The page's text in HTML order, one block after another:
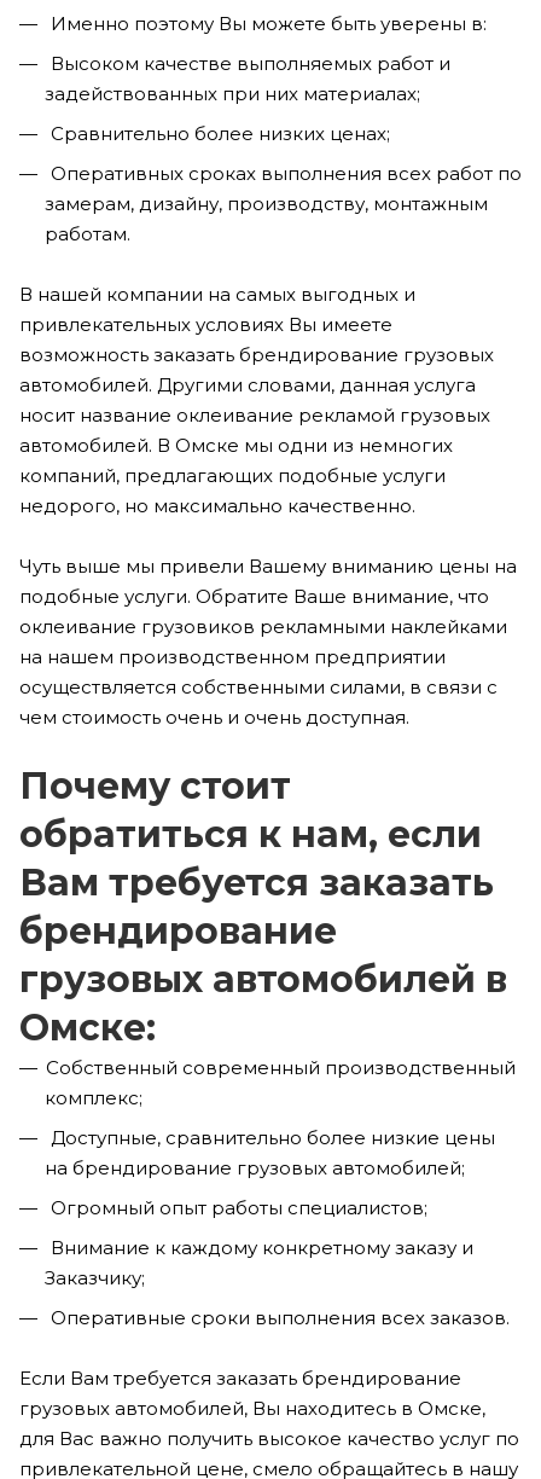
Именно поэтому Вы можете быть уверены в:
Высоком качестве выполняемых работ и
задействованных при них материалах;
Сравнительно более низких ценах;
Оперативных сроках выполнения всех работ по
замерам, дизайну, производству, монтажным
работам.
В нашей компании на самых выгодных и
привлекательных условиях Вы имеете
возможность заказать брендирование грузовых
автомобилей. Другими словами, данная услуга
носит название оклеивание рекламой грузовых
автомобилей. В Омске мы одни из немногих
компаний, предлагающих подобные услуги
недорого, но максимально качественно.
Чуть выше мы привели Вашему вниманию цены на
подобные услуги. Обратите Ваше внимание, что
оклеивание грузовиков рекламными наклейками
на нашем производственном предприятии
осуществляется собственными силами, в связи с
чем стоимость очень и очень доступная.
Почему стоит
обратиться к нам, если
Вам требуется заказать
брендирование
грузовых автомобилей в
Омске:
Собственный современный производственный
комплекс;
Доступные, сравнительно более низкие цены
на брендирование грузовых автомобилей;
Огромный опыт работы специалистов;
Внимание к каждому конкретному заказу и
Заказчику;
Оперативные сроки выполнения всех заказов.
Если Вам требуется заказать брендирование
грузовых автомобилей, Вы находитесь в Омске,
для Вас важно получить высокое качество услуг по
привлекательной цене, смело обращайтесь в нашу